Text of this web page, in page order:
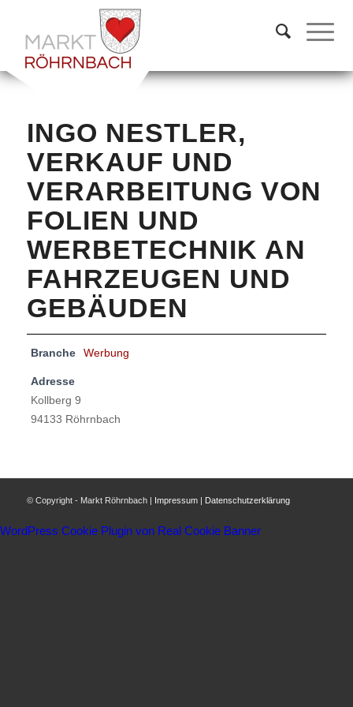
INGO NESTLER,
VERKAUF UND
VERARBEITUNG VON
FOLIEN UND
WERBETECHNIK AN
FAHRZEUGEN UND
GEBÄUDEN
Branche Werbung
Adresse
Kollberg 9
94133 Röhrnbach
© Copyright - Markt Röhrnbach | Impressum| Datenschutzerklärung
WordPress Cookie Plugin von Real Cookie Banner